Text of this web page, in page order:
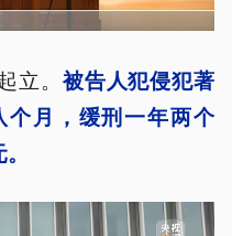
立。被告人犯侵犯著
月，缓刑一年两个